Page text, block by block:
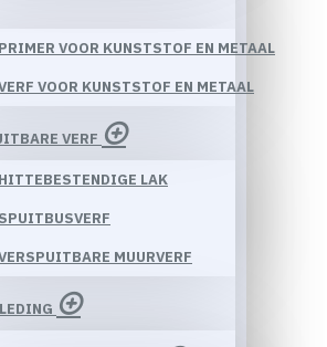
PRIMER VOOR KUNSTSTOF EN METAAL
VOOR KUNSTSTOF EN METAAL
VERF
HITTEBESTENDIGE LAK
SPUITBUSVERF
MUURVERF